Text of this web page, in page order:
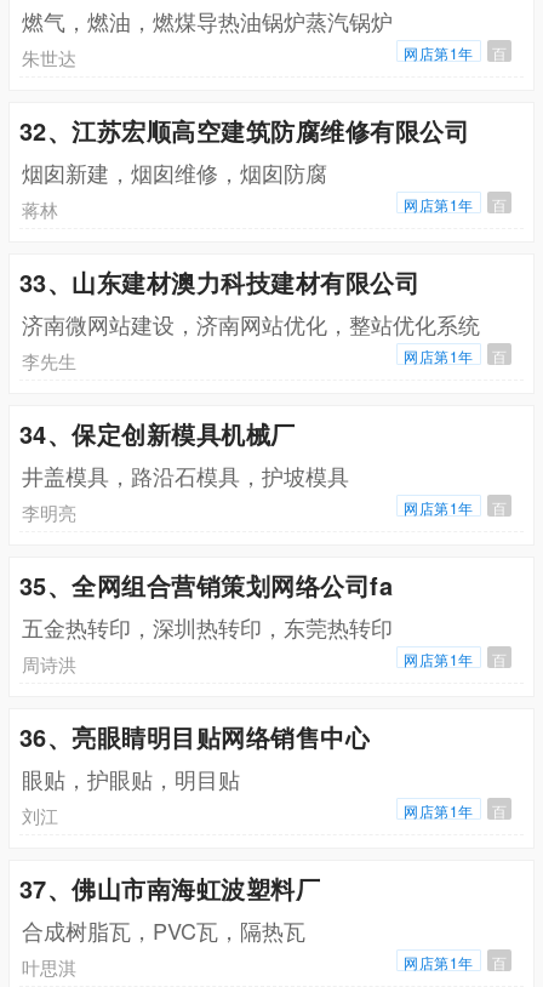
燃气，燃油，燃煤导热油锅炉蒸汽锅炉
朱世达 网店第1年 百
32、江苏宏顺高空建筑防腐维修有限公司
烟囱新建，烟囱维修，烟囱防腐
蒋林 网店第1年 百
33、山东建材澳力科技建材有限公司
济南微网站建设，济南网站优化，整站优化系统
李先生 网店第1年 百
34、保定创新模具机械厂
井盖模具，路沿石模具，护坡模具
李明亮 网店第1年 百
35、全网组合营销策划网络公司fa
五金热转印，深圳热转印，东莞热转印
周诗洪 网店第1年 百
36、亮眼睛明目贴网络销售中心
眼贴，护眼贴，明目贴
刘江 网店第1年 百
37、佛山市南海虹波塑料厂
合成树脂瓦，PVC瓦，隔热瓦
叶思淇 网店第1年 百